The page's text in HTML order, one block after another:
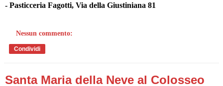
- Pasticceria Fagotti, Via della Giustiniana 81
Nessun commento:
Condividi
Santa Maria della Neve al Colosseo